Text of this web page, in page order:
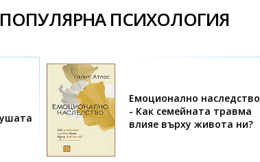
ПСИХОЛОГИЯ
Емоционално наследство
- Как семейната травма
влияе върху живота ни?